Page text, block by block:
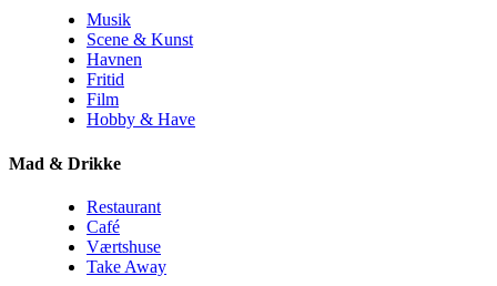
Musik
Scene & Kunst
Havnen
Fritid
Film
Hobby & Have
Mad & Drikke
Restaurant
Café
Værtshuse
Take Away